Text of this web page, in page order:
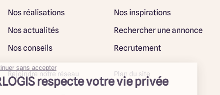
Nos réalisations
Nos inspirations
Nos actualités
Rechercher une annonce
Nos conseils
Recrutement
Rejoindre notre réseau Plan du site